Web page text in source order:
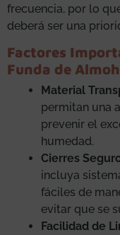
frecuencia, por lo
deberá ser una
Factores
Funda de
Material
permitan una
prevenir el
humedad.
Cierres
incluya
fáciles de
evitar que se
Facilidad de